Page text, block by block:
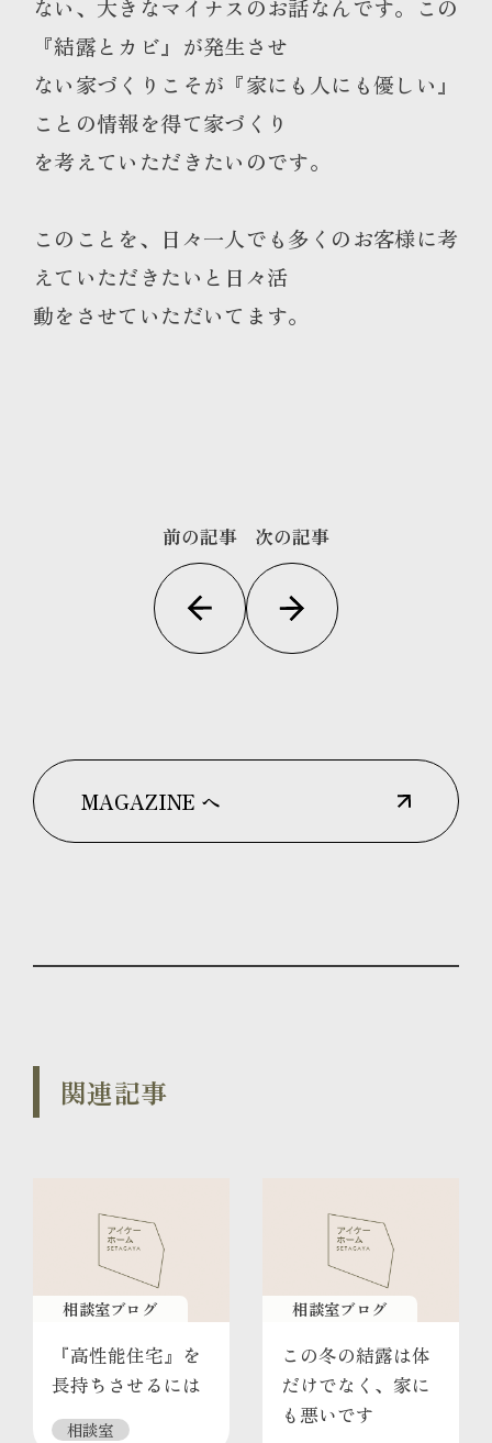
ない、大きなマイナスのお話なんです。この
『結露とカビ』が発生させ
ない家づくりこそが『家にも人にも優しい』
ことの情報を得て家づくり
を考えていただきたいのです。
このことを、日々一人でも多くのお客様に考
えていただきたいと日々活
動をさせていただいてます。
前の記事 次の記事
MAGAZINE へ
関連記事
相談室ブログ
『高性能住宅』を
長持ちさせるには
相談室
相談室ブログ
この冬の結露は体
だけでなく、家に
も悪いです